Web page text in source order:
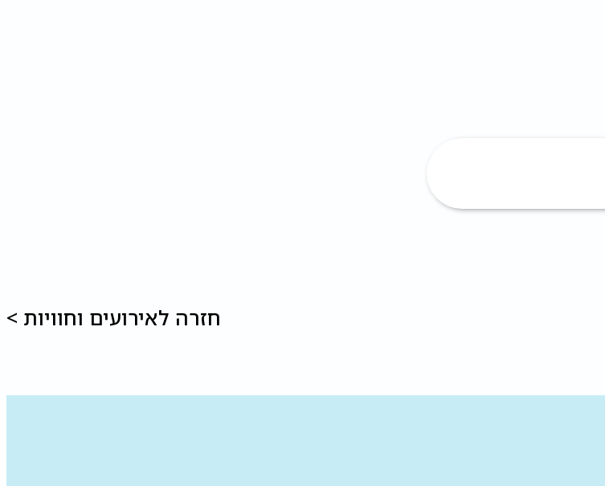
חזרה לאירועים וחוויות >